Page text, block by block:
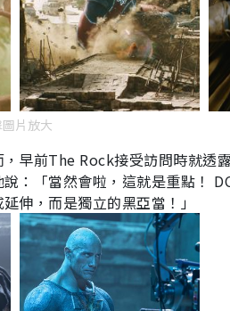
片放大
早前The Rock接受訪問時就透
：「當然會啦，這就是重點！
伸，而是獨立的黑亞當！」